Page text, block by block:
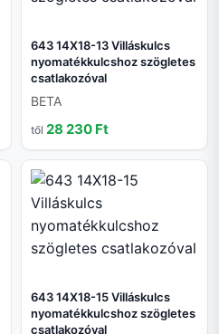
643 14X18-13 Villáskulcs
nyomatékkulcshoz szögletes
csatlakozóval
BETA
től 28 230 Ft
643 14X18-15 Villáskulcs
nyomatékkulcshoz szögletes
csatlakozóval